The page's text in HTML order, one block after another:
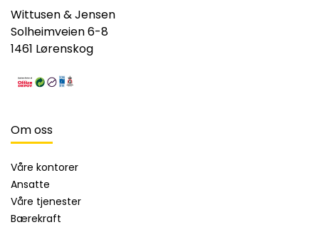
Wittusen & Jensen
Solheimveien 6-8
1461 Lørenskog
Om oss
Våre kontorer
Ansatte
Våre tjenester
Bærekraft